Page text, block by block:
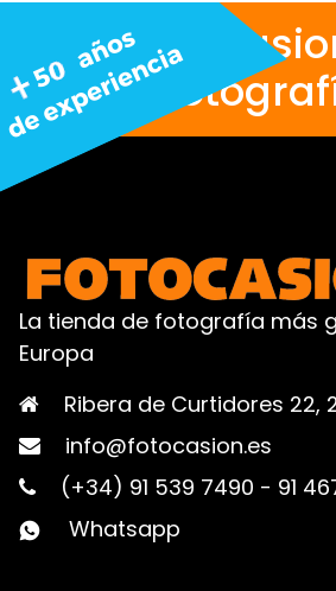
Nos
La tienda de fotografía más
Europa
Ribera de Curtidores 22,
info@fotocasion.es
(+34) 91 539 7490 - 91
Whatsapp